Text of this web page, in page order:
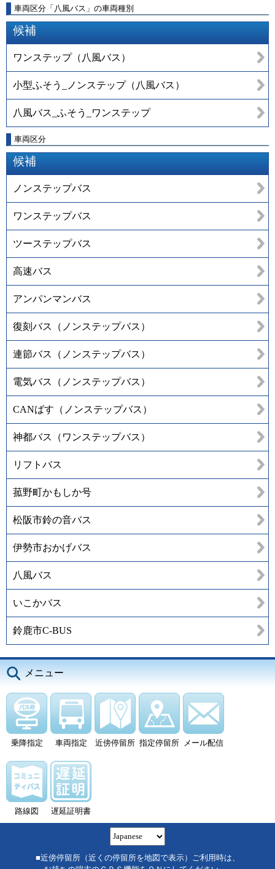
車両区分「八風バス」の車両種別
候補
ワンステップ（八風バス）
小型ふそう_ノンステップ（八風バス）
八風バス_ふそう_ワンステップ
車両区分
候補
ノンステップバス
ワンステップバス
ツーステップバス
高速バス
アンパンマンバス
復刻バス（ノンステップバス）
連節バス（ノンステップバス）
電気バス（ノンステップバス）
CANばす（ノンステップバス）
神都バス（ワンステップバス）
リフトバス
菰野町かもしか号
松阪市鈴の音バス
伊勢市おかげバス
八風バス
いこかバス
鈴鹿市C-BUS
メニュー
乗降指定 車両指定 近傍停留所 指定停留所 メール配信
路線図 遅延証明書
■近傍停留所（近くの停留所を地図で表示）ご利用時は、